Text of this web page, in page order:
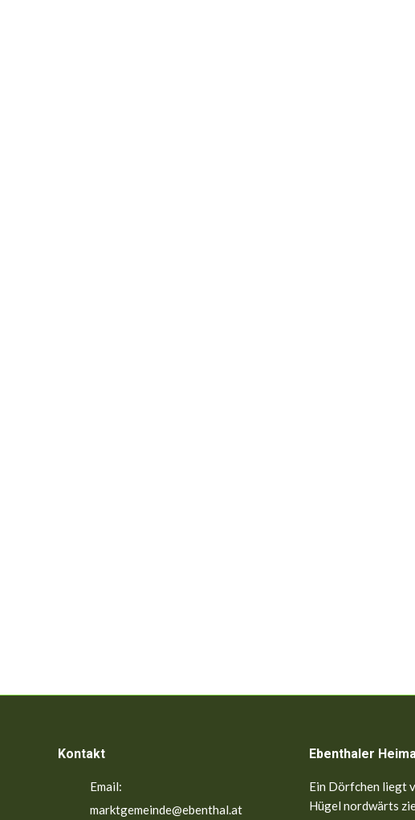
Kontakt
Email:
marktgemeinde@ebenthal.at
Ebenthaler
Ein Dörfchen liegt
Hügel nordwärts